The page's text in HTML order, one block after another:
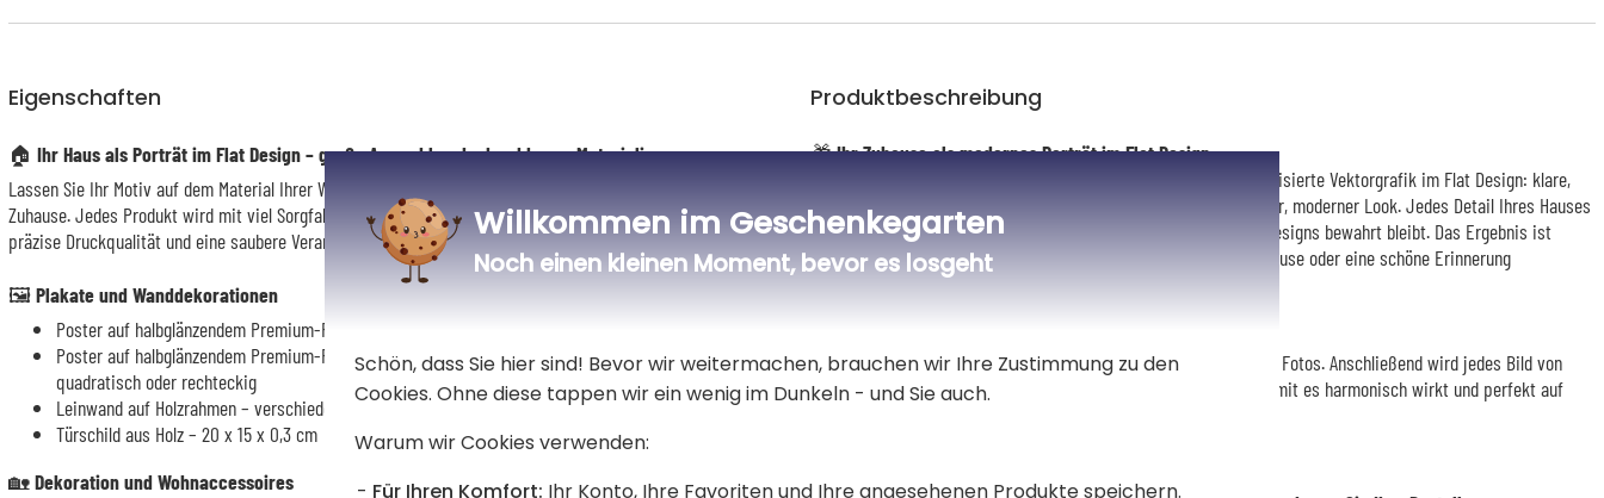
Eigenschaften
🏠 Ihr Haus als Porträt im Flat Design– große Auswahl an bedruckbaren Materialien
Lassen Sie Ihr Motiv auf dem Material Ihrer Wahl drucken – ganz nach Ihrem Geschmack und passend zu Ihrem
Zuhause. Jedes Produkt wird mit viel Sorgfalt gefertigt. Dabei legen wir Wert auf hochwertige Materialien, eine
präzise Druckqualität und eine saubere Verarbeitung.
🖼️Plakate und Wanddekorationen
Poster auf halbglänzendem Premium-Fotopapier 260 g – verschiedene Formate, ohne Rahmen
Poster auf halbglänzendem Premium-Fotopapier 260 g mit MDF-Rahmen und Acrylglasplatte –
quadratisch oder rechteckig
Leinwand auf Holzrahmen – verschiedene Formate
Türschild aus Holz – 20 x 15 x 0,3 cm
🏡Dekoration und Wohnaccessoires
Produktbeschreibung
🎁Ihr Zuhause als modernes Porträt im Flat Design
Aus einem einfachen Foto erstellen wir eine einzigartige, personalisierte Vektorgrafik im Flat Design: klare,
präzise Konturen, große Farbflächen ohne Verläufe und ein frischer, moderner Look. Jedes Detail Ihres Hauses
wird treu erfasst, während der reduzierte, elegante Stil des Flat Designs bewahrt bleibt. Das Ergebnis ist
überraschend, stilvoll und ideal, um einen besonderen Ort, Ihr Zuhause oder eine schöne Erinnerung
Mit Ihrer Bestellung bestätigen Sie die kreative Umwandlung Ihres Fotos. Anschließend wird jedes Bild von
unserem Grafikdesigner präzise angepasst und zugeschnitten, damit es harmonisch wirkt und perfekt auf
Willkommen im Geschenkegarten
Noch einen kleinen Moment, bevor es losgeht
Schön, dass Sie hier sind! Bevor wir weitermachen, brauchen wir Ihre Zustimmung zu den
Cookies. Ohne diese tappen wir ein wenig im Dunkeln - und Sie auch.
Warum wir Cookies verwenden:
Für Ihren Komfort: Ihr Konto, Ihre Favoriten und Ihre angesehenen Produkte speichern.